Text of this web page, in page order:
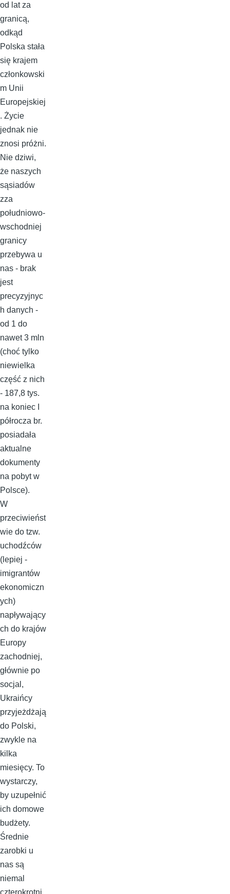
od lat za
granicą,
odkąd
Polska stała
się krajem
członkowski
m Unii
Europejskiej
. Życie
jednak nie
znosi próżni.
Nie dziwi,
że naszych
sąsiadów
zza
południowo-
wschodniej
granicy
przebywa u
nas - brak
jest
precyzyjnyc
h danych -
od 1 do
nawet 3 mln
(choć tylko
niewielka
część z nich
- 187,8 tys.
na koniec I
półrocza br.
posiadała
aktualne
dokumenty
na pobyt w
Polsce).
W
przeciwieńst
wie do tzw.
uchodźców
(lepiej -
imigrantów
ekonomiczn
ych)
napływający
ch do krajów
Europy
zachodniej,
głównie po
socjal,
Ukraińcy
przyjeżdżają
do Polski,
zwykle na
kilka
miesięcy. To
wystarczy,
by uzupełnić
ich domowe
budżety.
Średnie
zarobki u
nas są
niemal